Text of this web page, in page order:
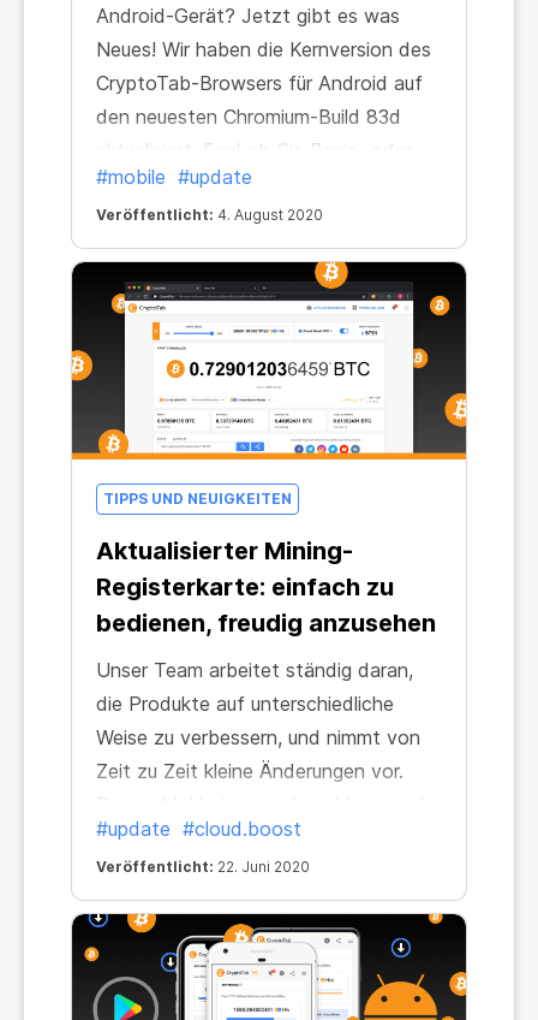
Android-Gerät? Jetzt gibt es was
Neues! Wir haben die Kernversion des
CryptoTab-Browsers für Android auf
den neuesten Chromium-Build 83d
aktualisiert. Egal ob Sie Basis- oder
PRO-CryptoTab-Apps verwenden,
können Sie jetzt alle
Browserfunktionen nutzen und noch
bequemer, sicherer und schneller
minen.
#mobile #update
Veröffentlicht: 4. August 2020
TIPPS UND NEUIGKEITEN
Aktualisierter Mining-
Registerkarte: einfach zu
bedienen, freudig anzusehen
Unser Team arbeitet ständig daran,
die Produkte auf unterschiedliche
Weise zu verbessern, und nimmt von
Zeit zu Zeit kleine Änderungen vor.
Registerkarte "Mining" aufzufrischen,
um Ihnen die Verwendung von
СryptoTab zu erleichtern und Ihren
Fortschritt im Auge zu behalten. Die
neu gestaltete Registerkarte "Mining"
erfreut die Augen und erleichtert die
#update #cloud.boost
Veröffentlicht: 22. Juni 2020